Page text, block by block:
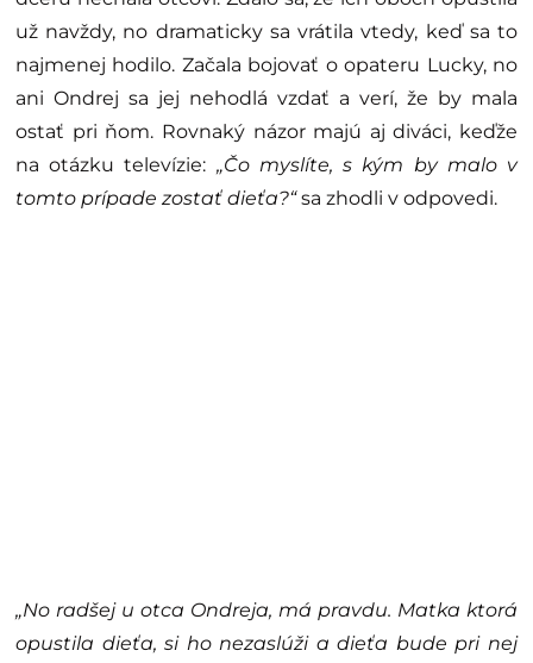
už navždy, no dramaticky sa vrátila vtedy, keď sa to
najmenej hodilo. Začala bojovať o opateru Lucky, no
ani Ondrej sa jej nehodlá vzdať a verí, že by mala
ostať pri ňom. Rovnaký názor majú aj diváci, keďže
na otázku televízie: „Čo myslíte, s kým by malo v
tomto prípade zostať dieťa?“sa zhodli v odpovedi.
„No radšej u otca Ondreja, má pravdu. Matka ktorá
opustila dieťa, si ho nezaslúži a dieťa bude pri nej